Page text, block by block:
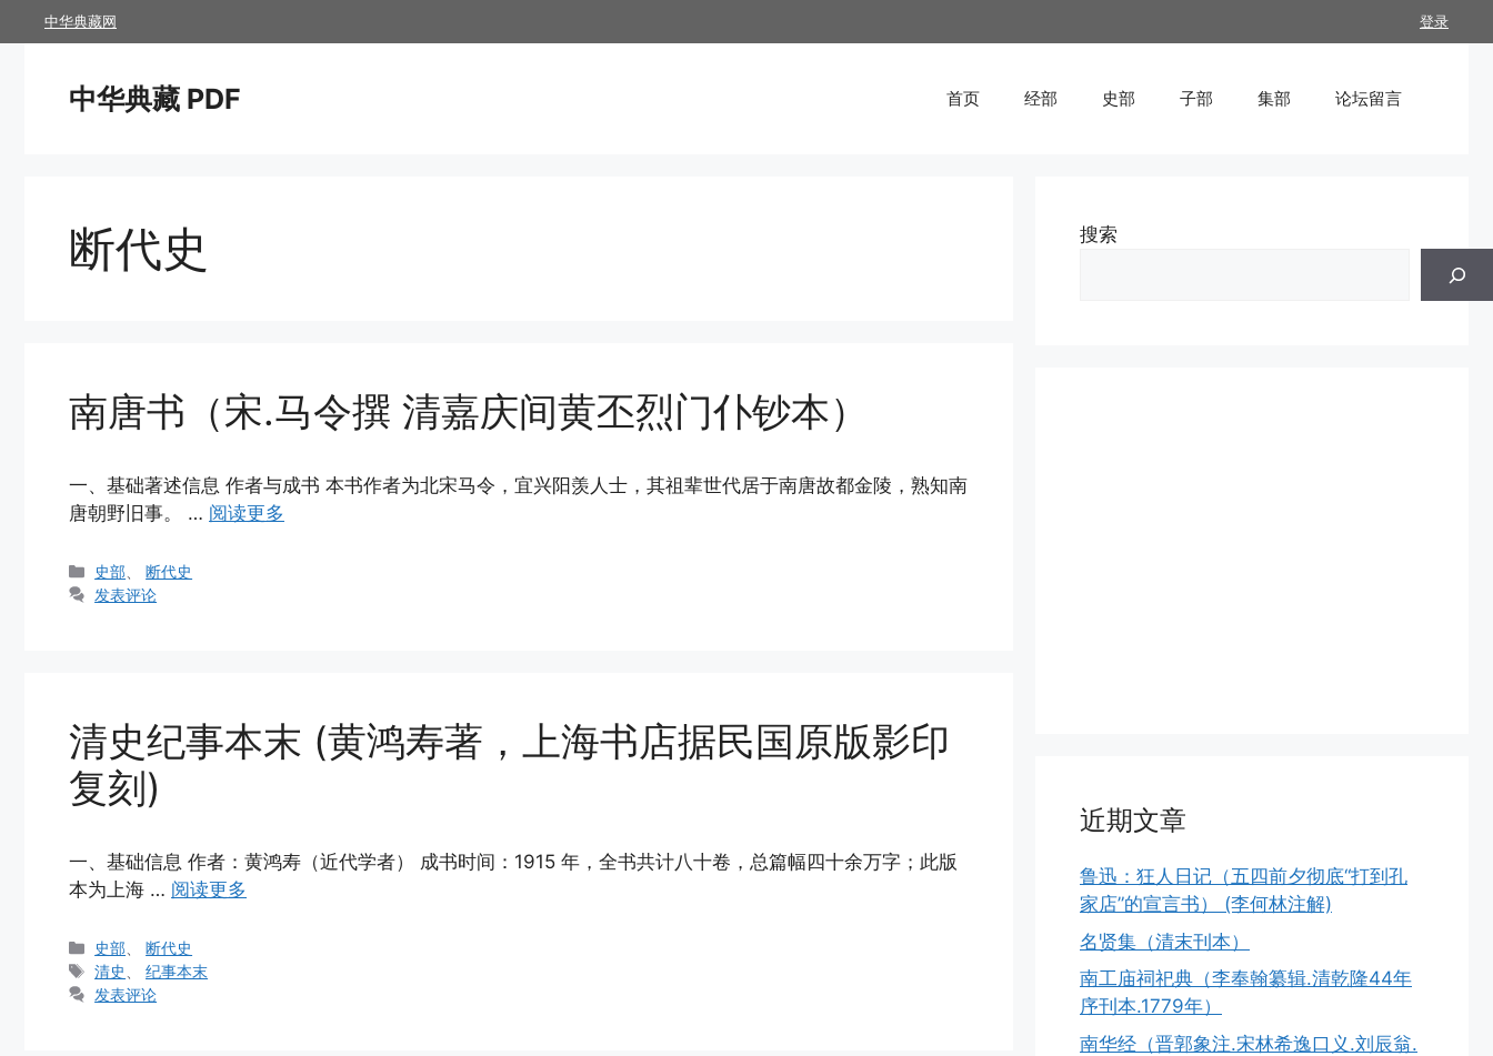
至
登录
中华典藏网
中华典藏 PDF 首页 经部 史部 子部 集部 论坛留言
断代史
南唐书（宋.马令撰 清嘉庆间黄丕烈门仆钞本）
一、基础著述信息 作者与成书 本书作者为北宋马令，宜兴阳羡人士，其祖辈世代居于南唐故都金陵，熟知南
唐朝野旧事。 … 阅读更多
分
类
史部 、断代史
发表评论
清史纪事本末 (黄鸿寿著，上海书店据民国原版影印
复刻)
一、基础信息 作者：黄鸿寿（近代学者） 成书时间：1915 年，全书共计八十卷，总篇幅四十余万字；此版
本为上海 … 阅读更多
分
类
史部 、断代史
标
签
清史 、纪事本末
发表评论
搜索
近期文章
鲁迅：狂人日记（五四前夕彻底“打到孔
家店”的宣言书） (李何林注解)
名贤集（清末刊本）
南工庙祠祀典（李奉翰纂辑.清乾隆44年
序刊本.1779年）
南华经（晋郭象注.宋林希逸口义.刘辰翁.